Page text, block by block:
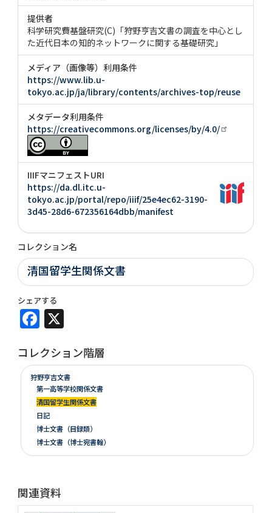
提供者
科学研究費基盤研究(C)「狩野亨吉文書の調査を中心とし
た近代日本の知的ネットワークに関する基礎研究」
メディア（画像等）利用条件
https://www.lib.u-
tokyo.ac.jp/ja/library/contents/archives-top/reuse
メタデータ利用条件
https://creativecommons.org/licenses/by/4.0/
IIIFマニフェストURI
https://da.dl.itc.u-
tokyo.ac.jp/portal/repo/iiif/25e4ec62-3190-
3d45-28d6-672356164dbb/manifest
コレクション名
清国留学生関係文書
シェアする
Facebook
コレクション階層
狩野亨吉文書
第一高等学校関係文書
清国留学生関係文書
日記
博士文書（目録類）
博士文書（博士宛書翰）
関連資料